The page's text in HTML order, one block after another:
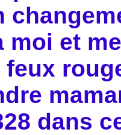
moi et
feux
dans